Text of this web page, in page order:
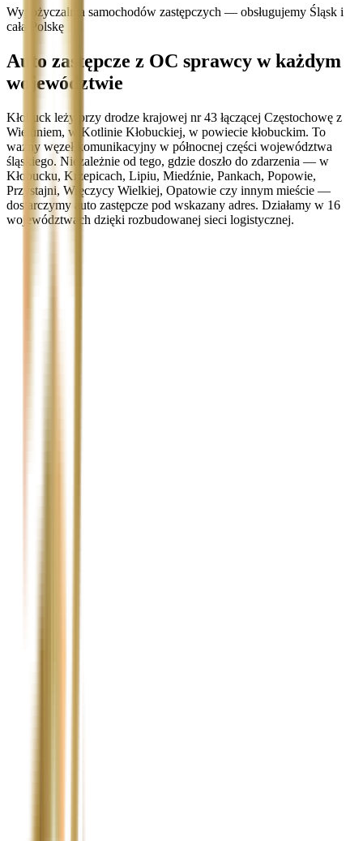
Wypożyczalnia samochodów zastępczych — obsługujemy Śląsk i
całą Polskę
Auto zastępcze z OC sprawcy w każdym
województwie
Kłobuck leży przy drodze krajowej nr 43 łączącej Częstochowę z
Wieluniem, w Kotlinie Kłobuckiej, w powiecie kłobuckim. To
ważny węzeł komunikacyjny w północnej części województwa
śląskiego. Niezależnie od tego, gdzie doszło do zdarzenia — w
Kłobucku, Krzepicach, Lipiu, Miedźnie, Pankach, Popowie,
Przystajni, Wręczycy Wielkiej, Opatowie czy innym mieście —
dostarczymy auto zastępcze pod wskazany adres. Działamy w 16
województwach dzięki rozbudowanej sieci logistycznej.